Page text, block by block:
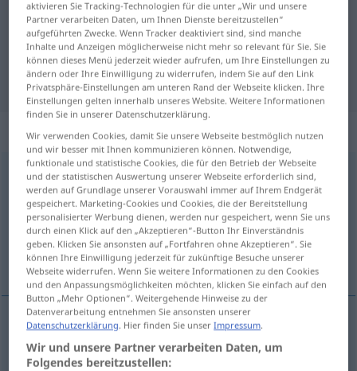
"literalmente"
"literalmente" Deutsch
Übersetzung
„literalmente“: adverbio
literalmente [literalˈmente]adv
Übersicht aller Übersetzungen
(Für mehr Details die Übersetzung anklicken/antippen)
buchstäblich, wortgetreu
buchstäblich,wortgetreu literalmente
aktivieren Sie Tracking-Technologien für die unter „Wir und unsere
Partner verarbeiten Daten, um Ihnen Dienste bereitzustellen“
aufgeführten Zwecke. Wenn Tracker deaktiviert sind, sind manche
Inhalte und Anzeigen möglicherweise nicht mehr so relevant für Sie. Sie
können dieses Menü jederzeit wieder aufrufen, um Ihre Einstellungen zu
ändern oder Ihre Einwilligung zu widerrufen, indem Sie auf den Link
Privatsphäre-Einstellungen am unteren Rand der Webseite klicken. Ihre
Einstellungen gelten innerhalb unseres Website. Weitere Informationen
finden Sie in unserer Datenschutzerklärung.
Wir verwenden Cookies, damit Sie unsere Webseite bestmöglich nutzen
und wir besser mit Ihnen kommunizieren können. Notwendige,
funktionale und statistische Cookies, die für den Betrieb der Webseite
und der statistischen Auswertung unserer Webseite erforderlich sind,
werden auf Grundlage unserer Vorauswahl immer auf Ihrem Endgerät
gespeichert. Marketing-Cookies und Cookies, die der Bereitstellung
personalisierter Werbung dienen, werden nur gespeichert, wenn Sie uns
durch einen Klick auf den „Akzeptieren“-Button Ihr Einverständnis
geben. Klicken Sie ansonsten auf „Fortfahren ohne Akzeptieren“. Sie
können Ihre Einwilligung jederzeit für zukünftige Besuche unserer
Webseite widerrufen. Wenn Sie weitere Informationen zu den Cookies
und den Anpassungsmöglichkeiten möchten, klicken Sie einfach auf den
Button „Mehr Optionen“. Weitergehende Hinweise zu der
Datenverarbeitung entnehmen Sie ansonsten unserer
Datenschutzerklärung. Hier finden Sie unserImpressum.
Wir und unsere Partner verarbeiten Daten, um
Folgendes bereitzustellen: